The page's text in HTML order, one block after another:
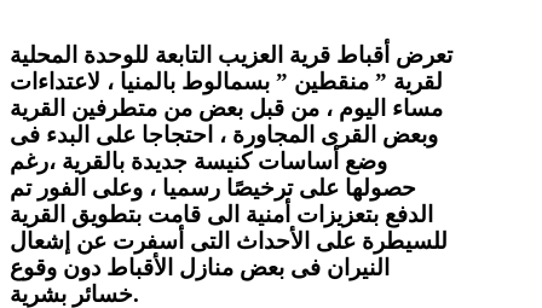
تعرض أقباط قرية العزيب التابعة للوحدة المحلية
لقرية ” منقطين ” بسمالوط بالمنيا ، لاعتداءات
مساء اليوم ، من قبل بعض من متطرفين القرية
وبعض القرى المجاورة ، احتجاجا على البدء فى
وضع أساسات كنيسة جديدة بالقرية ،رغم
حصولها على ترخيصًا رسميا ، وعلى الفور تم
الدفع بتعزيزات أمنية الى قامت بتطويق القرية
للسيطرة على الأحداث التى أسفرت عن إشعال
النيران فى بعض منازل الأقباط دون وقوع
خسائر بشرية.